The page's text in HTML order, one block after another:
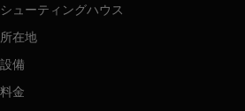
シューティングハウス
所在地
設備
料金